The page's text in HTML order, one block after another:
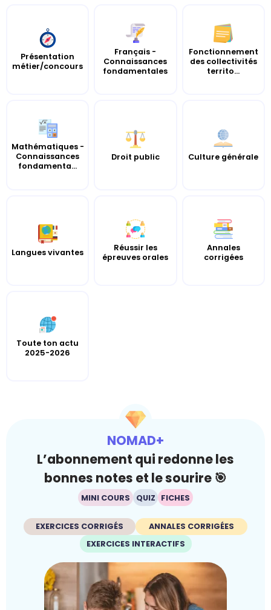
Présentation
métier/concours
Français -
Connaissances
fondamentales
Fonctionnement
des collectivités
territo...
Mathématiques -
Connaissances
fondamenta...
Droit public Culture générale
Langues vivantes
Réussir les
épreuves orales
Annales
corrigées
Toute ton actu
2025-2026
NOMAD+
L’abonnement qui redonne les
bonnes notes et le sourire 🎯
MINI COURS QUIZ FICHES
EXERCICES CORRIGÉS
ANNALES CORRIGÉES
EXERCICES INTERACTIFS